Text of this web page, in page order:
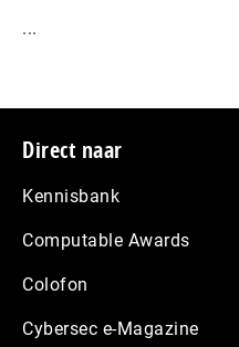
...
Footer
Direct naar
Kennisbank
Computable Awards
Colofon
Cybersec e-Magazine